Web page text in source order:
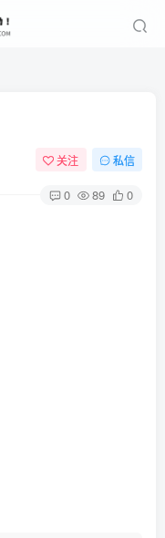
关注 私信
0 89 0